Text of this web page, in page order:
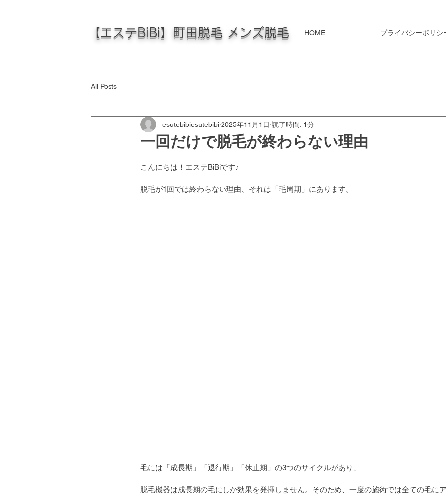
【エステBiBi】町田脱毛 メンズ脱毛 HOME プライバシーポリシ
All Posts
一回だけで脱毛が終わらない理由
esutebibiesutebibi 2025年11月1日 読了時間: 1分
こんにちは！エステBiBiです♪
脱毛が1回では終わらない理由、それは「毛周期」にあります。
毛には「成長期」「退行期」「休止期」の3つのサイクルがあり、
脱毛機器は成長期の毛にしか効果を発揮しません。そのため、一度の施術では全ての毛にア